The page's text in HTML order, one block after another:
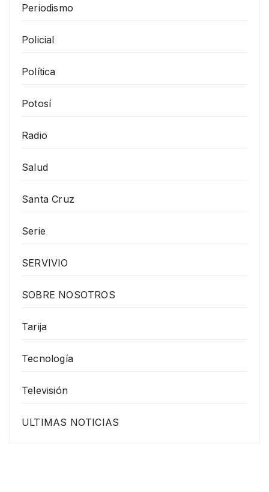
Periodismo
Policial
Política
Potosí
Radio
Salud
Santa Cruz
Serie
SERVIVIO
SOBRE NOSOTROS
Tarija
Tecnología
Televisión
ULTIMAS NOTICIAS